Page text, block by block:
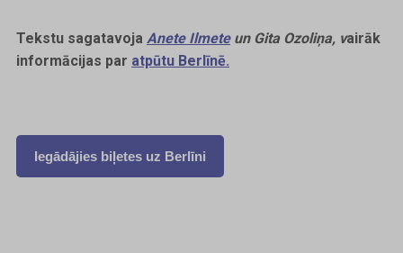
Tekstu sagatavoja Anete Ilmeteun Gita Ozoliņa, vairāk
informācijas par atpūtu Berlīnē.
Iegādājies biļetes uz Berlīni